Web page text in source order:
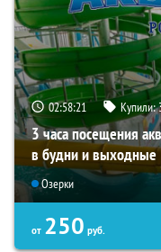
02:58:19 Купили:
3 часа посещения
в будни и выходные
Озерки
от 250 руб.